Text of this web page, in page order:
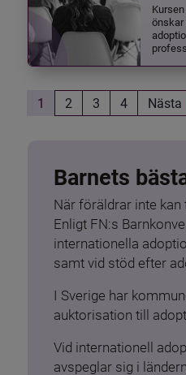
1 2 3 4 Nästa
Barnets
När föräldrar inte
Enligt FN:s
internationella
samt vid stöd efter
I Sverige har
auktorisation till
Vid internationell
avspeglar sig i